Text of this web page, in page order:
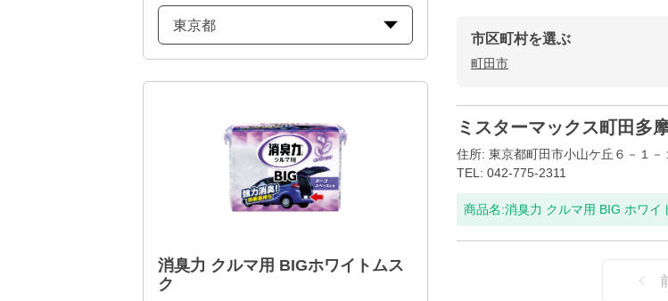
東京都
消臭力 クルマ用 BIGホワイトムス
ク
市区町村を選ぶ
町田市
ミスターマックス町田多
住所: 東京都町田市小山ケ丘６－１－
TEL: 042-775-2311
商品名:消臭力 クルマ用 BIG ホワイ